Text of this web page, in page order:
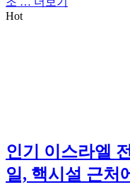
Hot
인기
이스라엘
일, 핵시설 근처